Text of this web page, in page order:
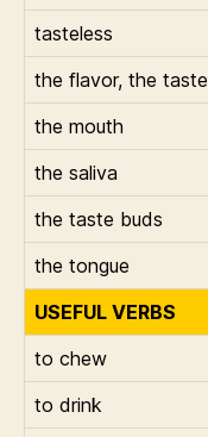
tasteless
the flavor, the taste
the mouth
the saliva
the taste buds
the tongue
USEFUL VERBS
to chew
to drink